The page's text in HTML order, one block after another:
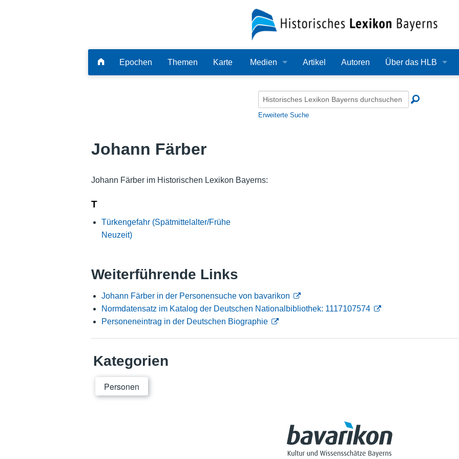
Epochen Themen Karte Medien
Audio
Alle Dateien
Artikel Autoren Über das HLB
Redaktion
Erweiterte Suche
Johann Färber
Johann Färber im Historischen Lexikon Bayerns:
T
Türkengefahr (Spätmittelalter/Frühe
Neuzeit)
Weiterführende Links
Johann Färber in der Personensuche von bavarikon
Normdatensatz im Katalog der Deutschen Nationalbibliothek: 1117107574
Personeneintrag in der Deutschen Biographie
Kategorien
Personen